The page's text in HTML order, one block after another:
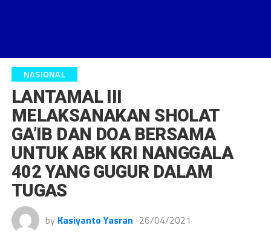
NASIONAL
LANTAMAL III
MELAKSANAKAN SHOLAT
GA’IB DAN DOA BERSAMA
UNTUK ABK KRI NANGGALA
402 YANG GUGUR DALAM
TUGAS
by Kasiyanto Yasran 26/04/2021